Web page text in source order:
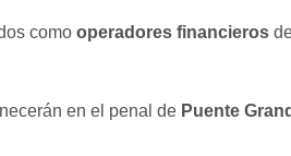
como operadores financieros
en el penal de Puente